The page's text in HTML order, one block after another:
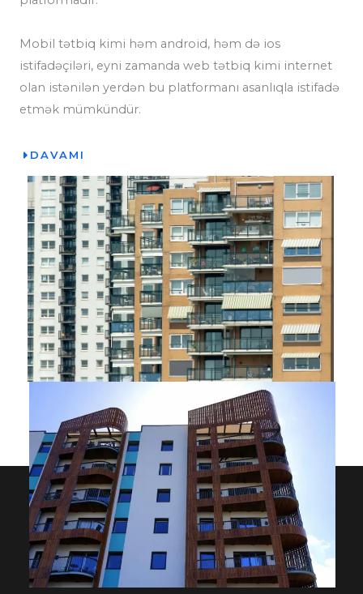
Mobil tətbiq kimi həm android, həm də ios
istifadəçiləri, eyni zamanda web tətbiq kimi internet
olan istənilən yerdən bu platformanı asanlıqla istifadə
etmək mümkündür.
DAVAMI